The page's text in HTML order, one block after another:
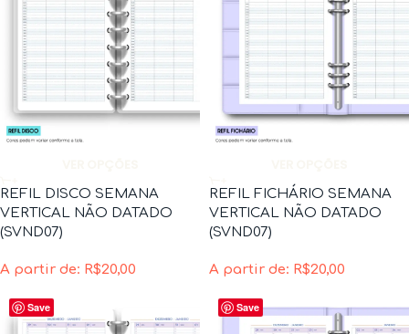
REFIL DISCO SEMANA
VERTICAL NÃO DATADO
(SVND07)
A partir de: R$20,00
REFIL FICHÁRIO SEMANA
VERTICAL NÃO DATADO
(SVND07)
A partir de: R$20,00
Save Save